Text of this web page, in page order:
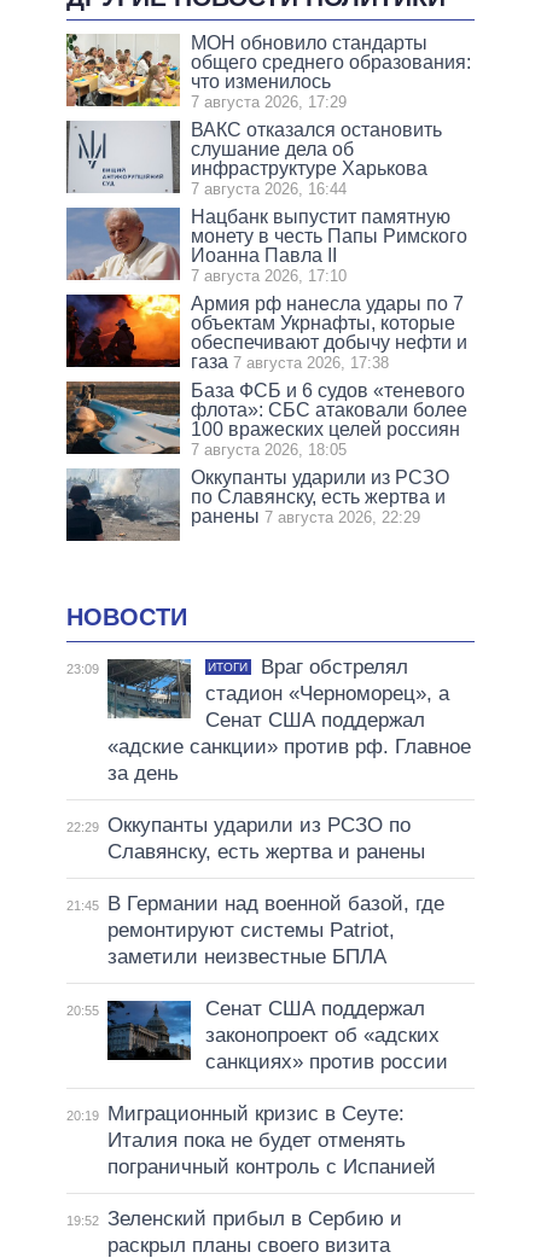
МОН обновило стандарты
общего среднего образования:
что изменилось
7 августа 2026, 17:29
ВАКС отказался остановить
слушание дела об
инфраструктуре Харькова
7 августа 2026, 16:44
Нацбанк выпустит памятную
монету в честь Папы Римского
Иоанна Павла II
7 августа 2026, 17:10
Армия рф нанесла удары по 7
объектам Укрнафты, которые
обеспечивают добычу нефти и
газа 7 августа 2026, 17:38
База ФСБ и 6 судов «теневого
флота»: СБС атаковали более
100 вражеских целей россиян
7 августа 2026, 18:05
Оккупанты ударили из РСЗО
по Славянску, есть жертва и
ранены 7 августа 2026, 22:29
НОВОСТИ
23:09 ИТОГИ
Враг обстрелял
стадион «Черноморец», а
Сенат США поддержал
«адские санкции» против рф. Главное
за день
22:29 Оккупанты ударили из РСЗО по
Славянску, есть жертва и ранены
21:45
В Германии над военной базой, где
ремонтируют системы Patriot,
заметили неизвестные БПЛА
20:55
Сенат США поддержал
законопроект об «адских
санкциях» против россии
20:19
Миграционный кризис в Сеуте:
Италия пока не будет отменять
пограничный контроль с Испанией
19:52 Зеленский прибыл в Сербию и
раскрыл планы своего визита